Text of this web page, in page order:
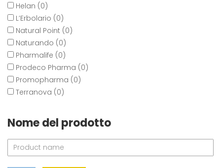
Helan (0)
L’Erbolario (0)
Natural Point (0)
Naturando (0)
Pharmalife (0)
Prodeco Pharma (0)
Promopharma (0)
Terranova (0)
Nome del prodotto